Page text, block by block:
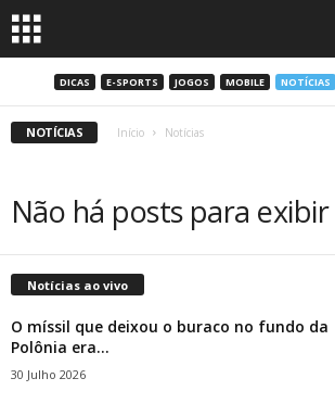
DICAS E-SPORTS JOGOS MOBILE NOTÍCIAS
NOTÍCIAS Início Notícias
Não há posts para exibir
Notícias ao vivo
O míssil que deixou o buraco no fundo da
Polônia era...
30 Julho 2026